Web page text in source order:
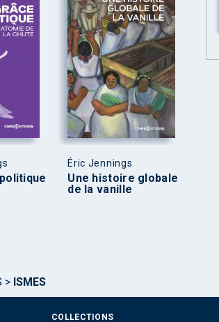
Éric Jennings
Une histoire globale
de la vanille
> ISMES
COLLECTIONS